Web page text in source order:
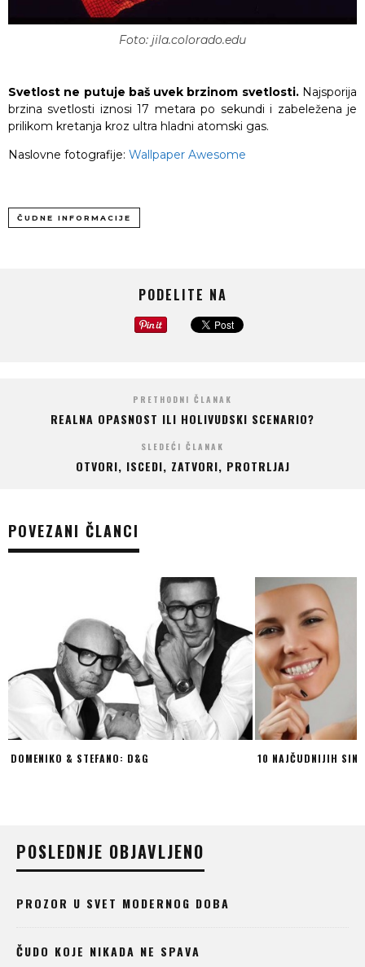
Foto: jila.colorado.edu
Svetlost ne putuje baš uvek brzinom svetlosti. Najsporija
brzina svetlosti iznosi 17 metara po sekundi i zabeležena je
prilikom kretanja kroz ultra hladni atomski gas.
Naslovne fotografije: Wallpaper Awesome
ČUDNE INFORMACIJE
PODELITE NA
PRETHODNI ČLANAK
REALNA OPASNOST ILI HOLIVUDSKI SCENARIO?
SLEDEĆI ČLANAK
OTVORI, ISCEDI, ZATVORI, PROTRLJAJ
POVEZANI ČLANCI
10 NAJČUDNIJIH SINDROMA LJUDSKE PSIHE KOMAD RASKOŠI NA
POSLEDNJE OBJAVLJENO
PROZOR U SVET MODERNOG DOBA
ČUDO KOJE NIKADA NE SPAVA